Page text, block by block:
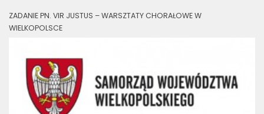
ZADANIE PN. VIR JUSTUS – WARSZTATY CHORAŁOWE W
WIELKOPOLSCE